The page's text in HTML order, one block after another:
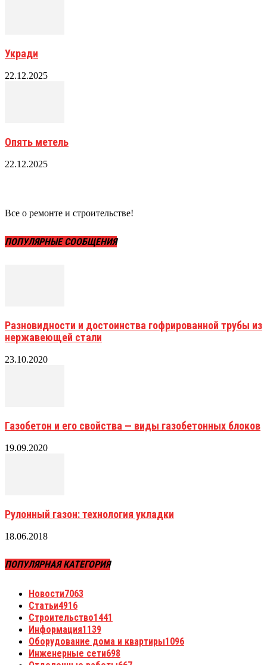
Укради
22.12.2025
Опять метель
22.12.2025
Все о ремонте и строительстве!
ПОПУЛЯРНЫЕ СООБЩЕНИЯ
Разновидности и достоинства гофрированной трубы из
нержавеющей стали
23.10.2020
Газобетон и его свойства — виды газобетонных блоков
19.09.2020
Рулонный газон: технология укладки
18.06.2018
ПОПУЛЯРНАЯ КАТЕГОРИЯ
Новости7063
Статьи4916
Строительство1441
Информация1139
Оборудование дома и квартиры1096
Инженерные сети698